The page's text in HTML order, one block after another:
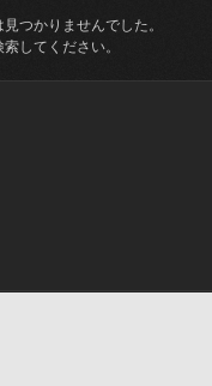
つかりませんでした。
してください。